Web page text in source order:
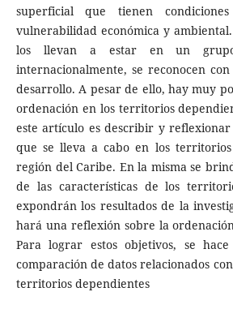
superficial que tienen
vulnerabilidad económica y
los llevan a estar en un
internacionalmente, se reconocen
desarrollo. A pesar de ello, hay muy
ordenación en los territorios
este artículo es describir y
que se lleva a cabo en los
región del Caribe. En la misma se
de las características de los
expondrán los resultados de la
hará una reflexión sobre la
Para lograr estos objetivos, se
comparación de datos relacionados
territorios dependientes